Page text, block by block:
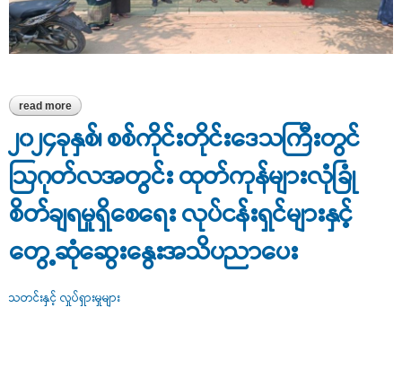
read more about ကျွန်းလှမြို့၊ ပျဉ်းမမြိုင်ဈေးရှိ ကုန်မျိုးစုံရောင်းဝယ်ရေးဆိုင်အား
ဈေးကွက်စောင့်ကြည့်စစ်ဆေး
၂၀၂၄ခုနှစ်၊ စစ်ကိုင်းတိုင်းဒေသကြီးတွင်
ဩဂုတ်လအတွင်း ထုတ်ကုန်များလုံခြုံ
စိတ်ချရမှုရှိစေရေး လုပ်ငန်းရှင်များနှင့်
တွေ့ဆုံဆွေးနွေးအသိပညာပေး
သတင်းနှင့် လှုပ်ရှားမှုများ